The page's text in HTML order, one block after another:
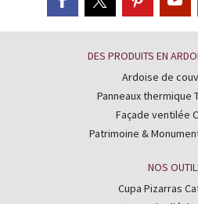
DES PRODUITS EN
Ardoise de
Panneaux thermique
Façade ventilée
Patrimoine &
NOS
Cupa Pizarras